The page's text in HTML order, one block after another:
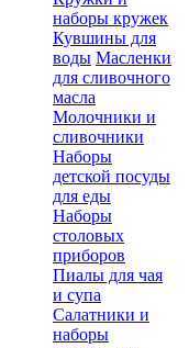
наборы кружек
Кувшины для
воды Масленки
для сливочного
масла
Молочники и
сливочники
Наборы
детской посуды
для еды
Наборы
столовых
приборов
Пиалы для чая
и супа
Салатники и
наборы